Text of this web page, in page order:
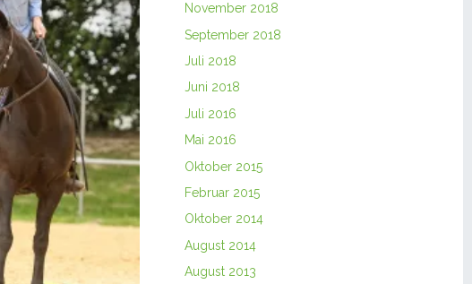
November 2018
September 2018
Juli 2018
Juni 2018
Juli 2016
Mai 2016
Oktober 2015
Februar 2015
Oktober 2014
August 2014
August 2013